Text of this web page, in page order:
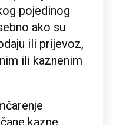
pojedinog
ako su
ili prijevoz,
ili kaznenim
kazne,